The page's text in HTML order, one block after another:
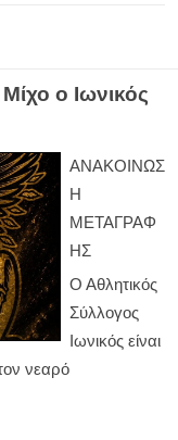
ο Ιωνικός
ΑΝΑΚΟΙΝΩΣ
Η
ΜΕΤΑΓΡΑΦ
ΗΣ
Ο Αθλητικός
Σύλλογος
Ιωνικός είναι
νεαρό